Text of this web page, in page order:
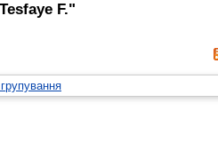
Tesfaye F."